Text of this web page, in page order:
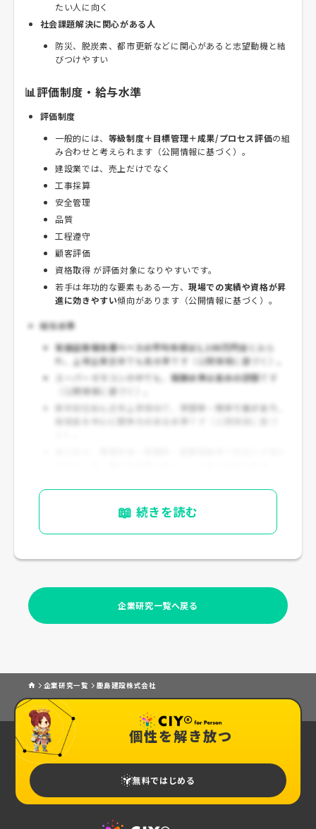
たい人に向く
社会課題解決に関心がある人
防災、脱炭素、都市更新などに関心があると志望動機と結
びつけやすい
📊評価制度・給与水準
評価制度
一般的には、 等級制度＋目標管理＋成果/プロセス評価の組
み合わせと考えられます（公開情報に基づく）。
建設業では、売上だけでなく
工事採算
安全管理
品質
工程遵守
顧客評価
資格取得 が評価対象になりやすいです。
若手は年功的な要素もある一方、現場での実績や資格が昇
進に効きやすい傾向があります（公開情報に基づく）。
給与水準
有価証券報告書ベースの平均年収は1,100万円台とみら
れ、上場企業全体でも高水準です（公開情報に基づく）。
スーパーゼネコンの中でも、 報酬水準は高めの部類です
（公開情報に基づく）。
新卒初任給も近年上昇傾向で、
学部卒・院卒で差があり、
技術系を中心に競争力のある水準
📖 続きを読む
企業研究一覧へ戻る
企業研究一覧 鹿島建設株式会社
個性を解き放つ
無料ではじめる